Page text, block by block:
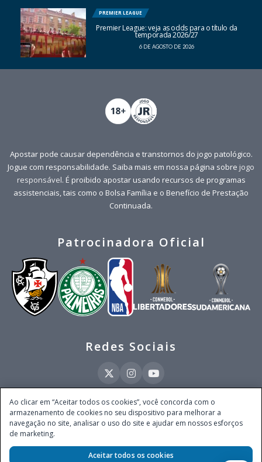
PREMIER LEAGUE
Premier League: veja as odds para o título da
temporada 2026/27
6 DE AGOSTO DE 2026
Apostar pode causar dependência e transtornos do jogo patológico.
Jogue com responsabilidade. Saiba mais em nossa página sobre jogo
responsável. É proibido apostar usando recursos de programas
assistenciais, tais como o Bolsa Família e o Benefício de Prestação
Continuada.
Patrocinadora Oficial
Redes Sociais
Este site é operado pela Ventmear Brasil LTDA (CNPJ 52.868.380/0001-84), com
endereço na Avenida Brigadeiro Faria Lima, nº 4.055, 3º andar, Itaim Bibi, no
Município de São Paulo, Estado de São Paulo, CEP 04538-133, Brasil - empresa
autorizada a operar apostas de quota fixa em todo território nacional pela
Secretaria de Prêmios e Apostas do Ministério da Fazenda, conforme Portaria nº
Ao clicar em “Aceitar todos os cookies”, você concorda com o
armazenamento de cookies no seu dispositivo para melhorar a
navegação no site, analisar o uso do site e ajudar em nossos esforços
de marketing.
Aceitar todos os cookies